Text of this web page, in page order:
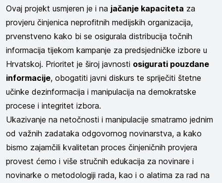
Ovaj projekt usmjeren je i na jačanje kapaciteta za
provjeru činjenica neprofitnih medijskih organizacija,
prvenstveno kako bi se osigurala distribucija točnih
informacija tijekom kampanje za predsjedničke izbore u
Hrvatskoj. Prioritet je široj javnosti osigurati pouzdane
informacije, obogatiti javni diskurs te spriječiti štetne
učinke dezinformacija i manipulacija na demokratske
procese i integritet izbora.
Ukazivanje na netočnosti i manipulacije smatramo jednim
od važnih zadataka odgovornog novinarstva, a kako
bismo zajamčili kvalitetan proces činjeničnih provjera
provest ćemo i više stručnih edukacija za novinare i
novinarke o metodologiji rada, kao i o alatima za rad na